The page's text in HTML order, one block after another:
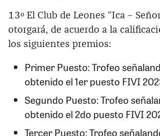
13º El Club de Leones “Ica –
otorgará, de acuerdo a la
los siguientes premios:
Primer Puesto: Trofeo
obtenido el 1er puesto FIVI
Segundo Puesto: Trofeo
obtenido el 2do puesto FIVI
Tercer Puesto: Trofeo